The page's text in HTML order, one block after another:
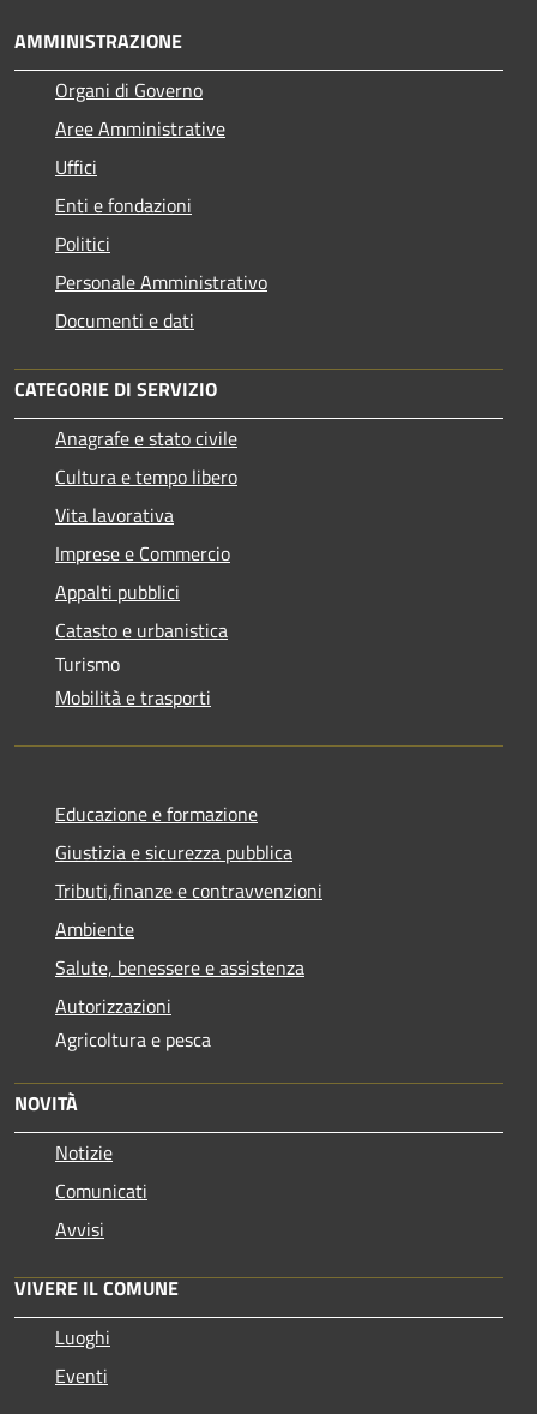
AMMINISTRAZIONE
Organi di Governo
Aree Amministrative
Uffici
Enti e fondazioni
Politici
Personale Amministrativo
Documenti e dati
CATEGORIE DI SERVIZIO
Anagrafe e stato civile
Cultura e tempo libero
Vita lavorativa
Imprese e Commercio
Appalti pubblici
Catasto e urbanistica
Turismo
Mobilità e trasporti
Educazione e formazione
Giustizia e sicurezza pubblica
Tributi,finanze e contravvenzioni
Ambiente
Salute, benessere e assistenza
Autorizzazioni
Agricoltura e pesca
NOVITÀ
Notizie
Comunicati
Avvisi
VIVERE IL COMUNE
Luoghi
Eventi